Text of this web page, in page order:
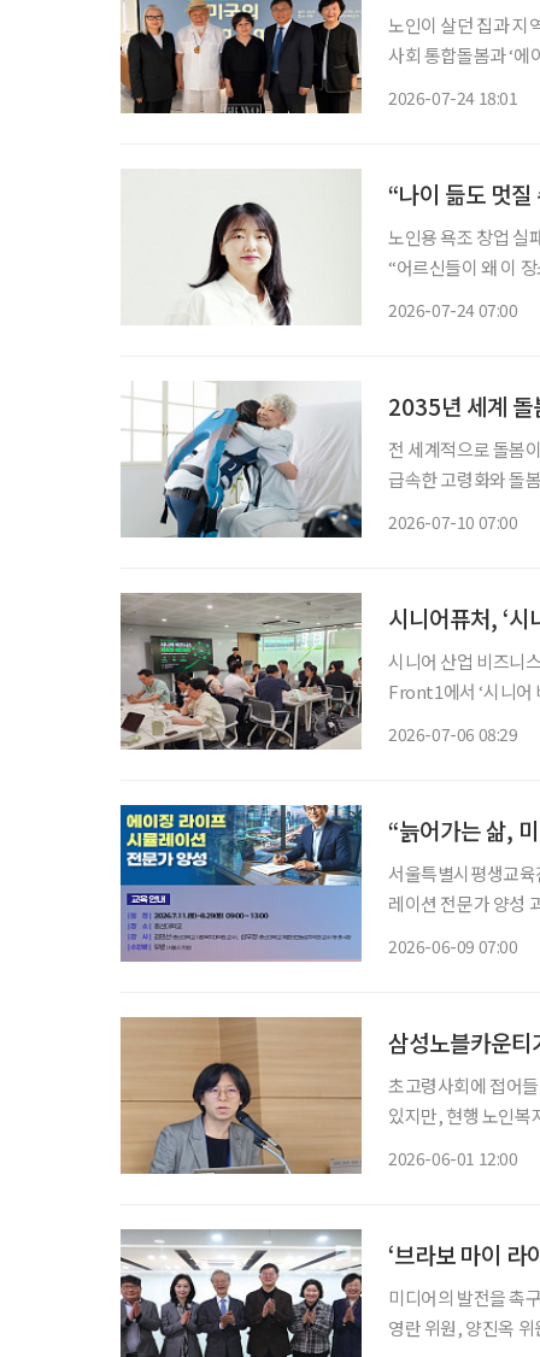
노인이 살던 집과 지
사회 통합돌봄과 ‘
2026-07-24 18:01
“나이 듦도 멋
노인용 욕조 창업 실
“어르신들이 왜 이 장소에 나와 계신
2026-07-24 07:00
2035년 세계 돌
전 세계적으로 돌봄
급속한 고령화와 돌
2026-07-10 07:00
시니어퓨처, ‘시
시니어 산업 비즈니
Front1에서 ‘시니어 비즈
2026-07-06 08:29
“늙어가는 삶,
서울특별시평생교육
레이션 전문가 양성
2026-06-09 07:00
삼성노블카운
초고령사회에 접어
있지만, 현행 노인복
2026-06-01 12:00
‘브라보 마이 라
미디어의 발전을 촉
영란 위원, 양진옥 위